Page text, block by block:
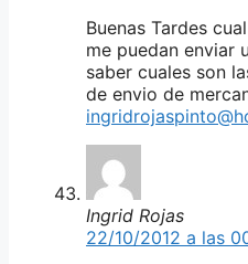
Buenas Tardes
me puedan enviar
saber cuales son
de envio de
Ingrid Rojas
22/10/2012 a las